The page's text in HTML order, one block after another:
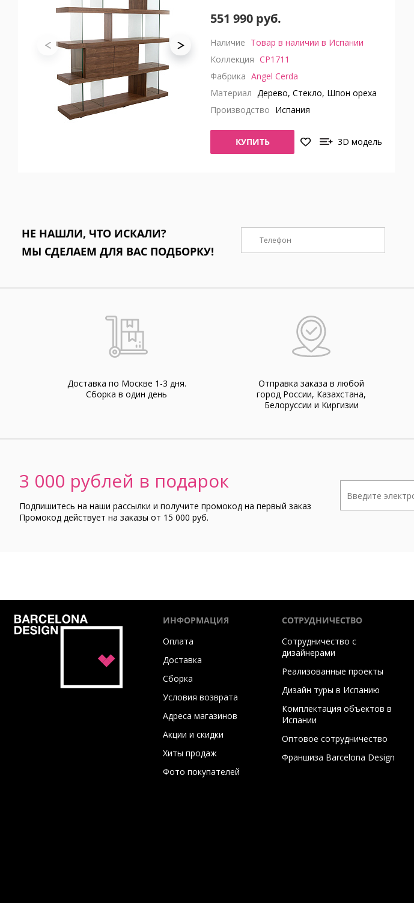
551 990 руб.
Наличие Товар в наличии в Испании
Коллекция CP1711
Фабрика Angel Cerda
Материал Дерево, Стекло, Шпон ореха
Производство Испания
КУПИТЬ 3D модель
НЕ НАШЛИ, ЧТО ИСКАЛИ?
МЫ СДЕЛАЕМ ДЛЯ ВАС ПОДБОРКУ!
Доставка по Москве 1-3 дня.
Cборка в один день
Отправка заказа в любой
город России, Казахстана,
Белоруссии и Киргизии
3 000 рублей в подарок
Подпишитесь на наши рассылки и получите промокод на первый заказ
Промокод действует на заказы от 15 000 руб.
ИНФОРМАЦИЯ
Оплата
Доставка
Сборка
Условия возврата
Адреса магазинов
Акции и скидки
Хиты продаж
Фото покупателей
СОТРУДНИЧЕСТВО
Сотрудничество с
дизайнерами
Реализованные проекты
Дизайн туры в Испанию
Комплектация объектов в
Испании
Оптовое сотрудничество
Франшиза Barcelona Design